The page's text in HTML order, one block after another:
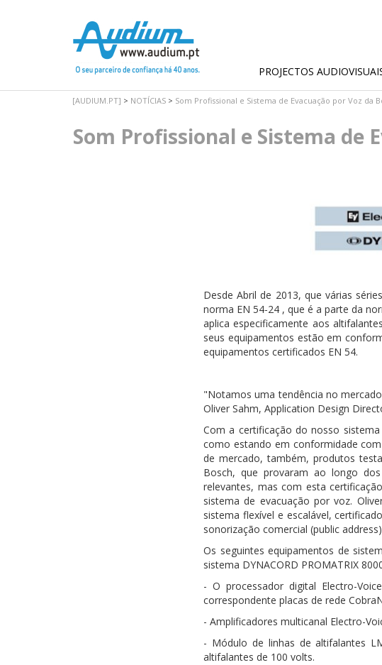
PROJECTOS
[AUDIUM.PT] > NOTÍCIAS > Som Profissional e Sistema de Evacuação por Voz da
Som Profissional e Sistema de
Desde Abril de 2013, que várias
norma EN 54-24 , que é a parte da
aplica especificamente aos
seus equipamentos estão em
equipamentos certificados EN 54.
"Notamos uma tendência no
Oliver Sahm, Application Design
Com a certificação do nosso sistema
como estando em conformidade
de mercado, também, produtos
Bosch, que provaram ao longo
relevantes, mas com esta
sistema de evacuação por voz.
sistema flexível e escalável,
sonorização comercial (public
Os seguintes equipamentos de
sistema DYNACORD PROMATRIX
- O processador digital Electro-
correspondente placas de rede
- Amplificadores multicanal Electro-
- Módulo de linhas de altifalantes
altifalantes de 100 volts.